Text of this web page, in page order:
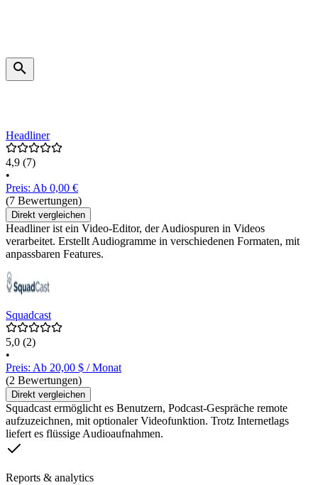
Headliner
4,9 (7)
•
Preis: Ab 0,00 €
(7 Bewertungen)
Direkt vergleichen
Headliner ist ein Video-Editor, der Audiospuren in Videos
verarbeitet. Erstellt Audiogramme in verschiedenen Formaten, mit
anpassbaren Features.
Squadcast
5,0 (2)
•
Preis: Ab 20,00 $ / Monat
(2 Bewertungen)
Direkt vergleichen
Squadcast ermöglicht es Benutzern, Podcast-Gespräche remote
aufzuzeichnen, mit optionaler Videofunktion. Trotz Internetlags
liefert es flüssige Audioaufnahmen.
Reports & analytics